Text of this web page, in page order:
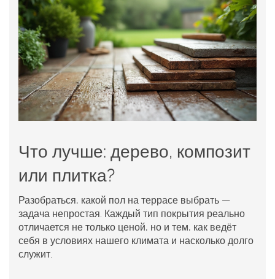
Что лучше: дерево, композит
или плитка?
Разобраться, какой пол на террасе выбрать —
задача непростая. Каждый тип покрытия реально
отличается не только ценой, но и тем, как ведёт
себя в условиях нашего климата и насколько долго
служит.